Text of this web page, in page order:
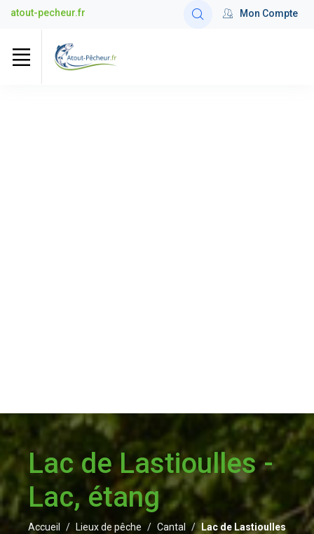
atout-pecheur.fr Mon Compte
Lac de Lastioulles -
Lac, étang
Accueil Lieux de pêche Cantal Lac de Lastioulles